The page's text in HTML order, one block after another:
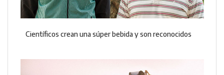
Científicos crean una súper bebida y son reconocidos